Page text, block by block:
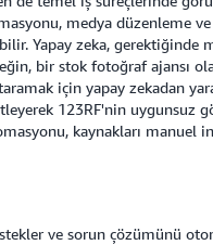
medya düzenleme
Yapay zeka,
bir stok fotoğraf ajansı
için yapay zekadan
123RF'nin uygunsuz
kaynakları manuel
ve sorun çözümünü